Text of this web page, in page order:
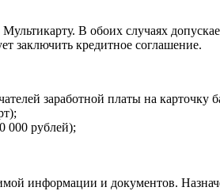
В обоих случаях
заключить кредитное соглашение.
заработной платы на карточку
000 рублей);
информации и документов.